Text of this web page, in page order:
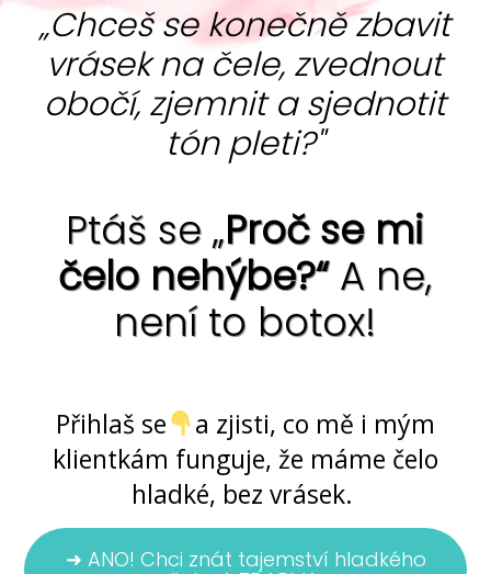
„Chceš se konečně zbavit
vrásek na čele, zvednout
obočí, zjemnit a sjednotit
tón pleti?"
Ptáš se „Proč se mi
čelo nehýbe?“A ne,
není to botox!
Přihlaš se
a zjisti, co mě i mým
klientkám funguje, že máme čelo
hladké, bez vrásek.
➜ ANO! Chci znát tajemství hladkého